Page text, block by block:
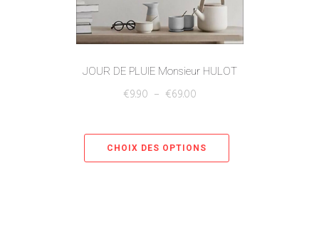
JOUR DE PLUIE Monsieur HULOT
€9.90 – €69.00
CHOIX DES OPTIONS